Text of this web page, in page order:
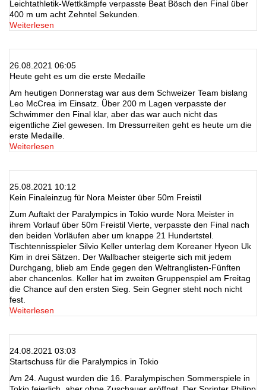
Leichtathletik-Wettkämpfe verpasste Beat Bösch den Final über
400 m um acht Zehntel Sekunden.
Weiterlesen
26.08.2021 06:05
Heute geht es um die erste Medaille
Am heutigen Donnerstag war aus dem Schweizer Team bislang
Leo McCrea im Einsatz. Über 200 m Lagen verpasste der
Schwimmer den Final klar, aber das war auch nicht das
eigentliche Ziel gewesen. Im Dressurreiten geht es heute um die
erste Medaille.
Weiterlesen
25.08.2021 10:12
Kein Finaleinzug für Nora Meister über 50m Freistil
Zum Auftakt der Paralympics in Tokio wurde Nora Meister in
ihrem Vorlauf über 50m Freistil Vierte, verpasste den Final nach
den beiden Vorläufen aber um knappe 21 Hundertstel.
Tischtennisspieler Silvio Keller unterlag dem Koreaner Hyeon Uk
Kim in drei Sätzen. Der Wallbacher steigerte sich mit jedem
Durchgang, blieb am Ende gegen den Weltranglisten-Fünften
aber chancenlos. Keller hat im zweiten Gruppenspiel am Freitag
die Chance auf den ersten Sieg. Sein Gegner steht noch nicht
fest.
Weiterlesen
24.08.2021 03:03
Startschuss für die Paralympics in Tokio
Am 24. August wurden die 16. Paralympischen Sommerspiele in